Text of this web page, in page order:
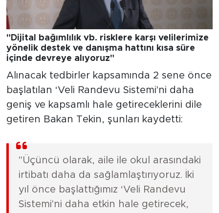
"Dijital bağımlılık vb. risklere karşı velilerimize
yönelik destek ve danışma hattını kısa süre
içinde devreye alıyoruz"
Alınacak tedbirler kapsamında 2 sene önce
başlatılan ‘Veli Randevu Sistemi'ni daha
geniş ve kapsamlı hale getireceklerini dile
getiren Bakan Tekin, şunları kaydetti:
"Üçüncü olarak, aile ile okul arasındaki
irtibatı daha da sağlamlaştırıyoruz. İki
yıl önce başlattığımız ‘Veli Randevu
Sistemi'ni daha etkin hale getirecek,